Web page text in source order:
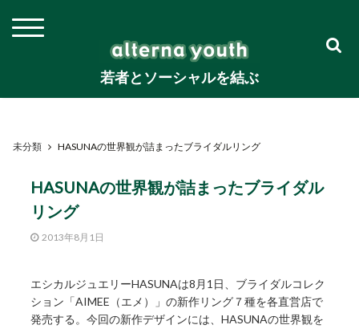
若者とソーシャルを結ぶ
未分類 HASUNAの世界観が詰まったブライダルリング
HASUNAの世界観が詰まったブライダル
リング
2013年8月1日
エシカルジュエリーHASUNAは8月1日、ブライダルコレク
ション「AIMEE（エメ）」の新作リング７種を各直営店で
発売する。今回の新作デザインには、HASUNAの世界観を